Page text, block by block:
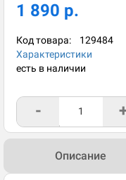
1 890 р.
Код товара: 129484
Характеристики
есть в наличии
-
Описание